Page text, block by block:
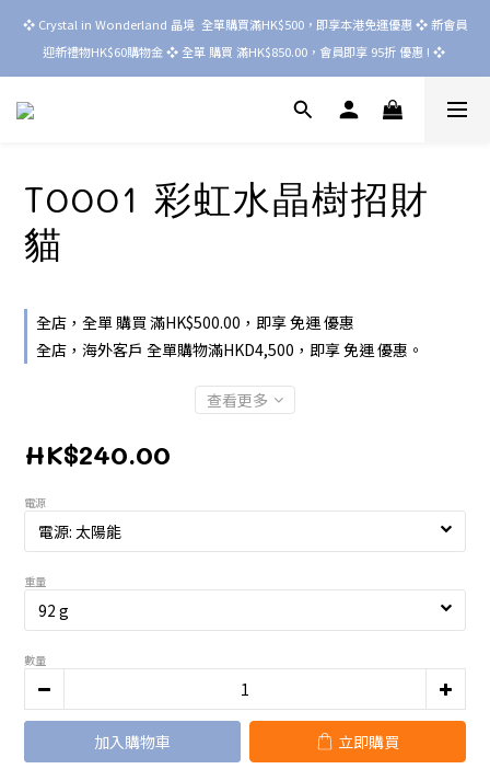
❖ Crystal in Wonderland 晶境  全單購買滿HK$500，即享本港免運優惠 ❖ 新會員
迎新禮物HK$60購物金 ❖ 全單 購買 滿HK$850.00，會員即享 95折 優惠 ! ❖
T0001 彩虹水晶樹招財
貓
全店，全單 購買 滿HK$500.00，即享 免運 優惠
全店，海外客戶 全單購物滿HKD4,500，即享 免運 優惠。
查看更多
HK$240.00
電源
重量
數量
加入購物車 立即購買